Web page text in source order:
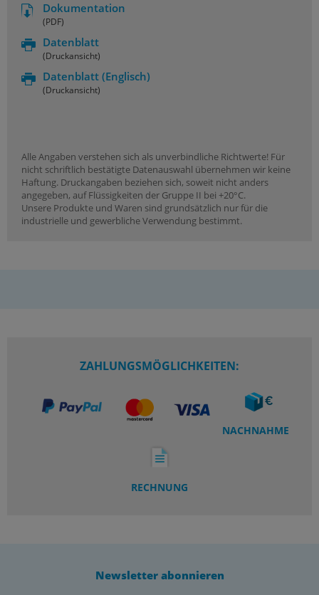
Dokumentation
(PDF)
Datenblatt
(Druckansicht)
Datenblatt (Englisch)
(Druckansicht)
Alle Angaben verstehen sich als unverbindliche Richtwerte! Für
nicht schriftlich bestätigte Datenauswahl übernehmen wir keine
Haftung. Druckangaben beziehen sich, soweit nicht anders
angegeben, auf Flüssigkeiten der Gruppe II bei +20°C.
Unsere Produkte und Waren sind grundsätzlich nur für die
industrielle und gewerbliche Verwendung bestimmt.
ZAHLUNGSMÖGLICHKEITEN:
NACHNAHME
RECHNUNG
Newsletter abonnieren